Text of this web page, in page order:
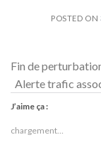
POSTED ON
Fin de
Alerte trafic
J’aime ça :
chargement…